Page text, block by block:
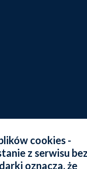
cookies -
z serwisu
oznacza, że